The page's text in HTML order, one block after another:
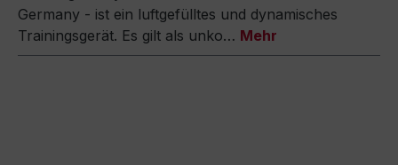
Germany - ist ein luftgefülltes und dynamisches
Trainingsgerät. Es gilt als unko… Mehr